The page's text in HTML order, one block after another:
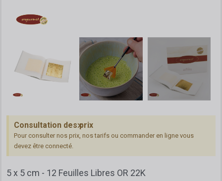
Consultation des prix
Pour consulter nos prix, nos tarifs ou commander en ligne vous
devez être connecté.
5 x 5 cm - 12 Feuilles Libres OR 22K